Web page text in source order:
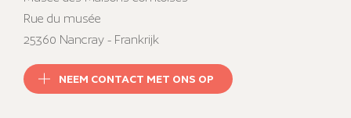
Rue du musée
25360 Nancray - Frankrijk
NEEM CONTACT MET ONS OP